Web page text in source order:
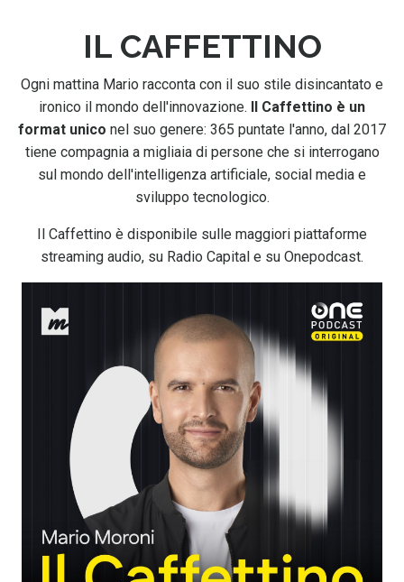
IL CAFFETTINO
Ogni mattina Mario racconta con il suo stile disincantato e
ironico il mondo dell'innovazione. Il Caffettino è un
format unico nel suo genere: 365 puntate l'anno, dal 2017
tiene compagnia a migliaia di persone che si interrogano
sul mondo dell'intelligenza artificiale, social media e
sviluppo tecnologico.
Il Caffettino è disponibile sulle maggiori piattaforme
streaming audio, su Radio Capital e su Onepodcast.